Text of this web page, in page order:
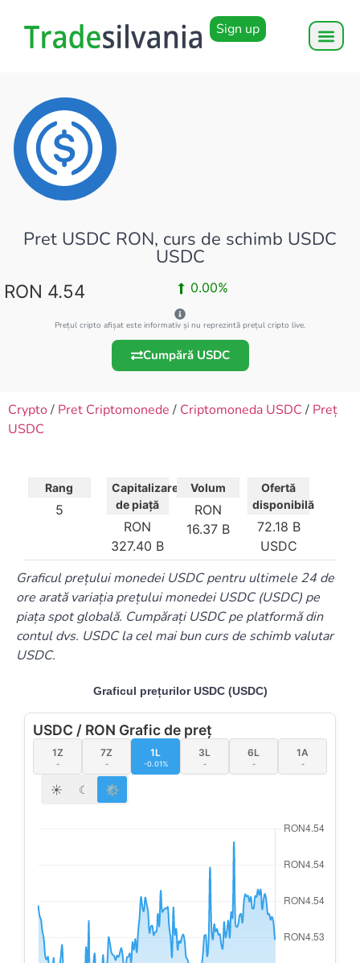
Sign up
Pret USDC RON, curs de schimb USDC
USDC
RON 4.54 0.00%
Prețul cripto afișat este informativ și nu reprezintă prețul cripto live.
Cumpără USDC
Crypto/ Pret Criptomonede / Criptomoneda USDC / Preț
USDC
Capitalizare
de piață
RON
327.40 B
Volum
RON
16.37 B
Ofertă
disponibilă
72.18 B
USDC
Rang
5
Graficul prețului monedei USDC pentru ultimele 24 de
ore arată variația prețului monedei USDC (USDC) pe
piața spot globală. Cumpărați USDC pe platformă din
contul dvs. USDC la cel mai bun curs de schimb valutar
USDC.
Graficul prețurilor USDC (USDC)
USDC / RON Grafic de preț
1Z
-
7Z
-
1L
-0.01%
3L
-
6L
-
1A
-
☀ ☾ ⚙